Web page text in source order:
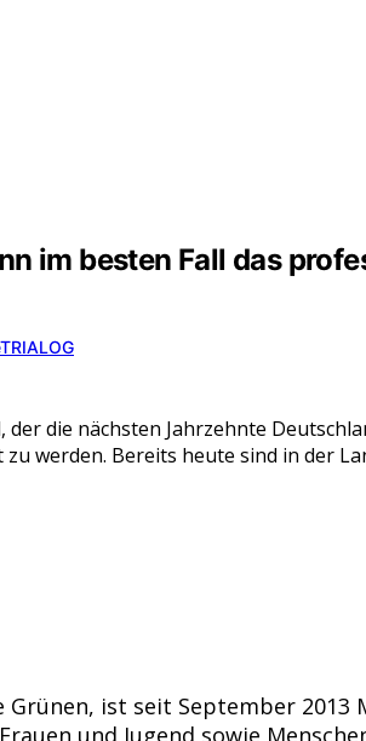
im besten Fall das
der die nächsten Jahrzehnte
werden. Bereits heute sind in der
Grünen, ist seit September
und Jugend sowie